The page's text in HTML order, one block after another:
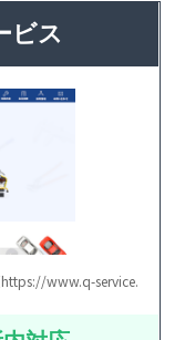
ビス
www.q-service.jp/）